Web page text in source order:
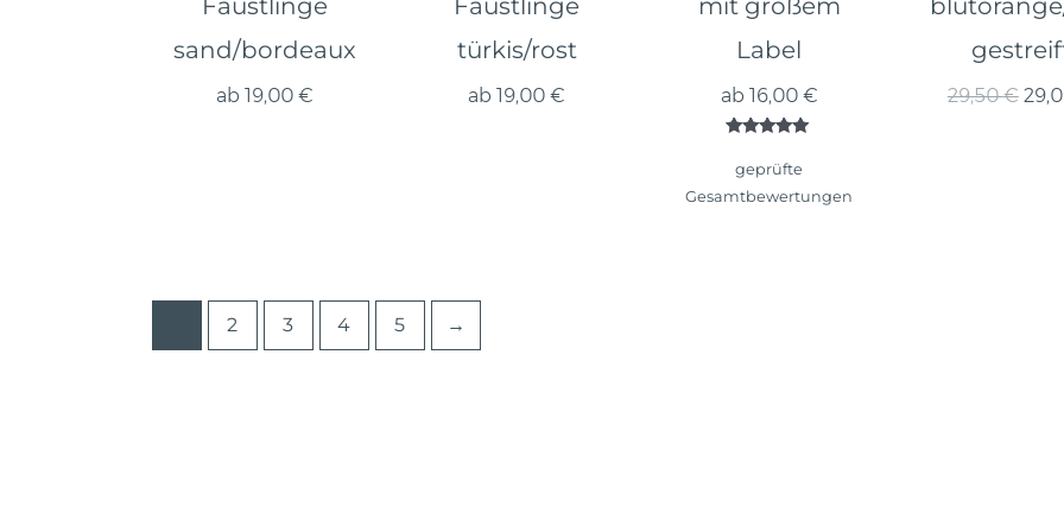
Fäustlinge
sand/bordeaux
ab 19,00 €
Fäustlinge
türkis/rost
ab19,00€
mit großem
Label
ab 16,00 €
5.00
von 5
geprüfte
Gesamtbewertungen
29,50€
2 3 4 5 →